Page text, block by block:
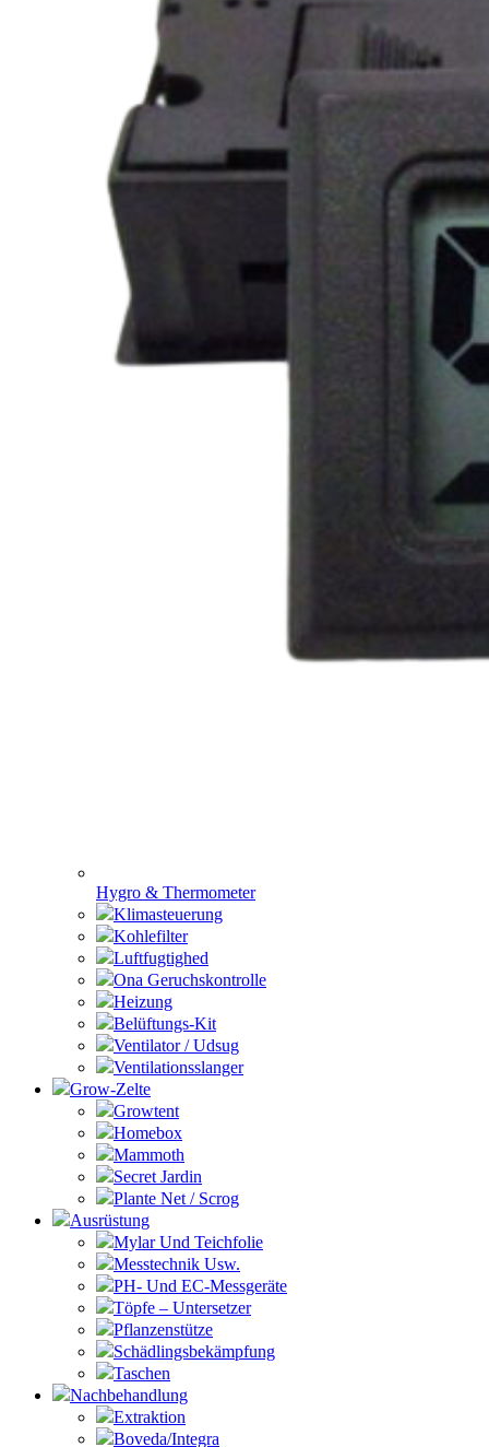
Hygro & Thermometer
Klimasteuerung
Kohlefilter
Luftfugtighed
Ona Geruchskontrolle
Heizung
Belüftungs-Kit
Ventilator / Udsug
Ventilationsslanger
Grow-Zelte
Growtent
Homebox
Mammoth
Secret Jardin
Plante Net / Scrog
Ausrüstung
Mylar Und Teichfolie
Messtechnik Usw.
PH- Und EC-Messgeräte
Töpfe – Untersetzer
Pflanzenstütze
Schädlingsbekämpfung
Taschen
Nachbehandlung
Extraktion
Boveda/Integra